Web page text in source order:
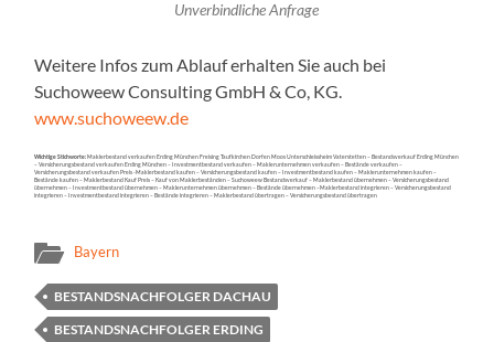
Unverbindliche Anfrage
Weitere Infos zum Ablauf erhalten Sie auch bei
Suchoweew Consulting GmbH & Co, KG.
www.suchoweew.de
Wichtige Stichworte:Maklerbestand verkaufen Erding München Freising Taufkirchen Dorfen Moos Unterschleissheim Vaterstetten – Bestandsverkauf Erding München
– Versicherungsbestand verkaufen Erding München – Investmentbestand verkaufen – Maklerunternehmen verkaufen – Bestände verkaufen –
Versicherungsbestand verkaufen Preis -Maklerbestand kaufen – Versicherungsbestand kaufen – Investmentbestand kaufen – Maklerunternehmen kaufen –
Bestände kaufen – Maklerbestand Kauf Preis – Kauf von Maklerbeständen – Suchoweew Bestandsverkauf – Maklerbestand übernehmen – Versicherungsbestand
übernehmen – Investmentbestand übernehmen – Maklerunternehmen übernehmen – Bestände übernehmen –Maklerbestand integrieren – Versicherungsbestand
integrieren – Investmentbestand integrieren – Bestände integrieren – Maklerbestand übertragen – Versicherungsbestand übertragen
Bayern
BESTANDSNACHFOLGER DACHAU
BESTANDSNACHFOLGER ERDING